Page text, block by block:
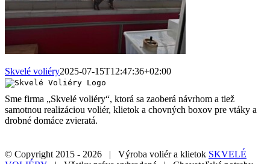
Skvelé voliéry2025-07-15T12:47:36+02:00
Sme firma „Skvelé voliéry“, ktorá sa zaoberá návrhom a tiež
samotnou realizáciou voliér, klietok a chovných boxov pre vtáky a
drobné domáce zvieratá.
© Copyright 2015 - 2026 | Výroba voliér a klietok SKVELÉ